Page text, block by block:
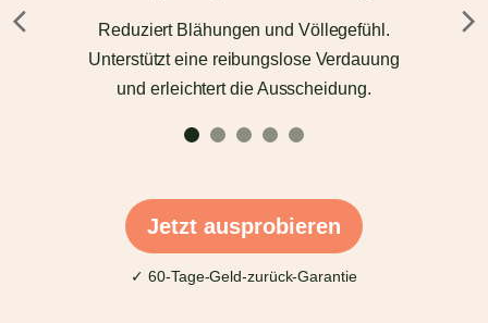
Reduziert Blähungen und Völlegefühl.
Unterstützt eine reibungslose Verdauung
und erleichtert die Ausscheidung.
Jetzt ausprobieren
✓ 60-Tage-Geld-zurück-Garantie